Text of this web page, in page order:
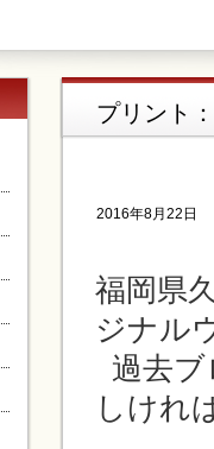
プリント
2016年8月22日
福岡県
ジナル
過去
しけれ